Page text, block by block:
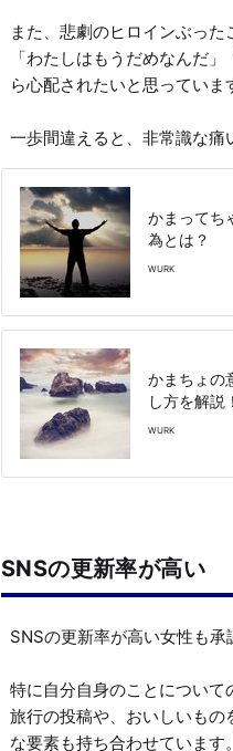
また、悲劇のヒロインぶった
「わたしはもうだめなんだ
ら心配されたいと思っていま
一歩間違えると、非常識な痛
かまってち
為とは？
WURK
かまちょの
し方を解説！
WURK
SNSの更新率が高い
SNSの更新率が高い女性も承
特に自分自身のことについて
旅行の投稿や、おいしいも
な要素も持ち合わせていま